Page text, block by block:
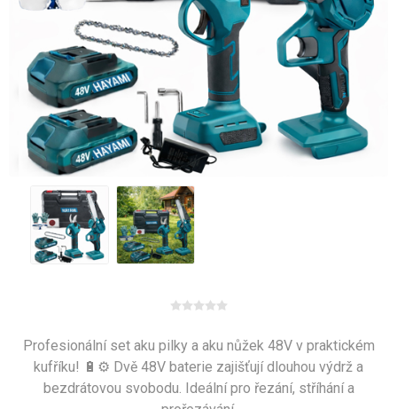
Profesionální set aku pilky a aku nůžek 48V v praktickém
kufříku! 🔋⚙️ Dvě 48V baterie zajišťují dlouhou výdrž a
bezdrátovou svobodu. Ideální pro řezání, stříhání a